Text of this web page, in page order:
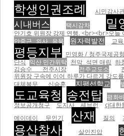
학생인권조례 시민감사
시내버스 택시감차 밀
안기호 위원장 강제 연행. <br><br>오
안중근 의사 유묵
원자력발전 교
평등지부 민영화 / 청주국제공
단식 익산 민간위탁 천막 석면 매립 하
김승수 전주시장
전주교도소
위원장 구속에 이어 하루가 다르게 강도
대체복무
신승훈 지평선학교
도교육청 송전탑 평화
정보공개청구
도지사 셰브런 cj대한
메이데이
무인기 산재 질의
용산참사 살인진압